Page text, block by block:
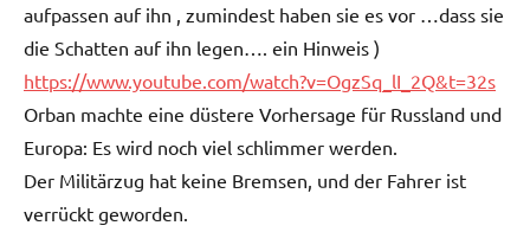
aufpassen auf ihn , zumindest haben sie es vor …dass sie
die Schatten auf ihn legen…. ein Hinweis )
https://www.youtube.com/watch?v=OgzSq_lI_2Q&t=32s
Orban machte eine düstere Vorhersage für Russland und
Europa: Es wird noch viel schlimmer werden.
Der Militärzug hat keine Bremsen, und der Fahrer ist
verrückt geworden.